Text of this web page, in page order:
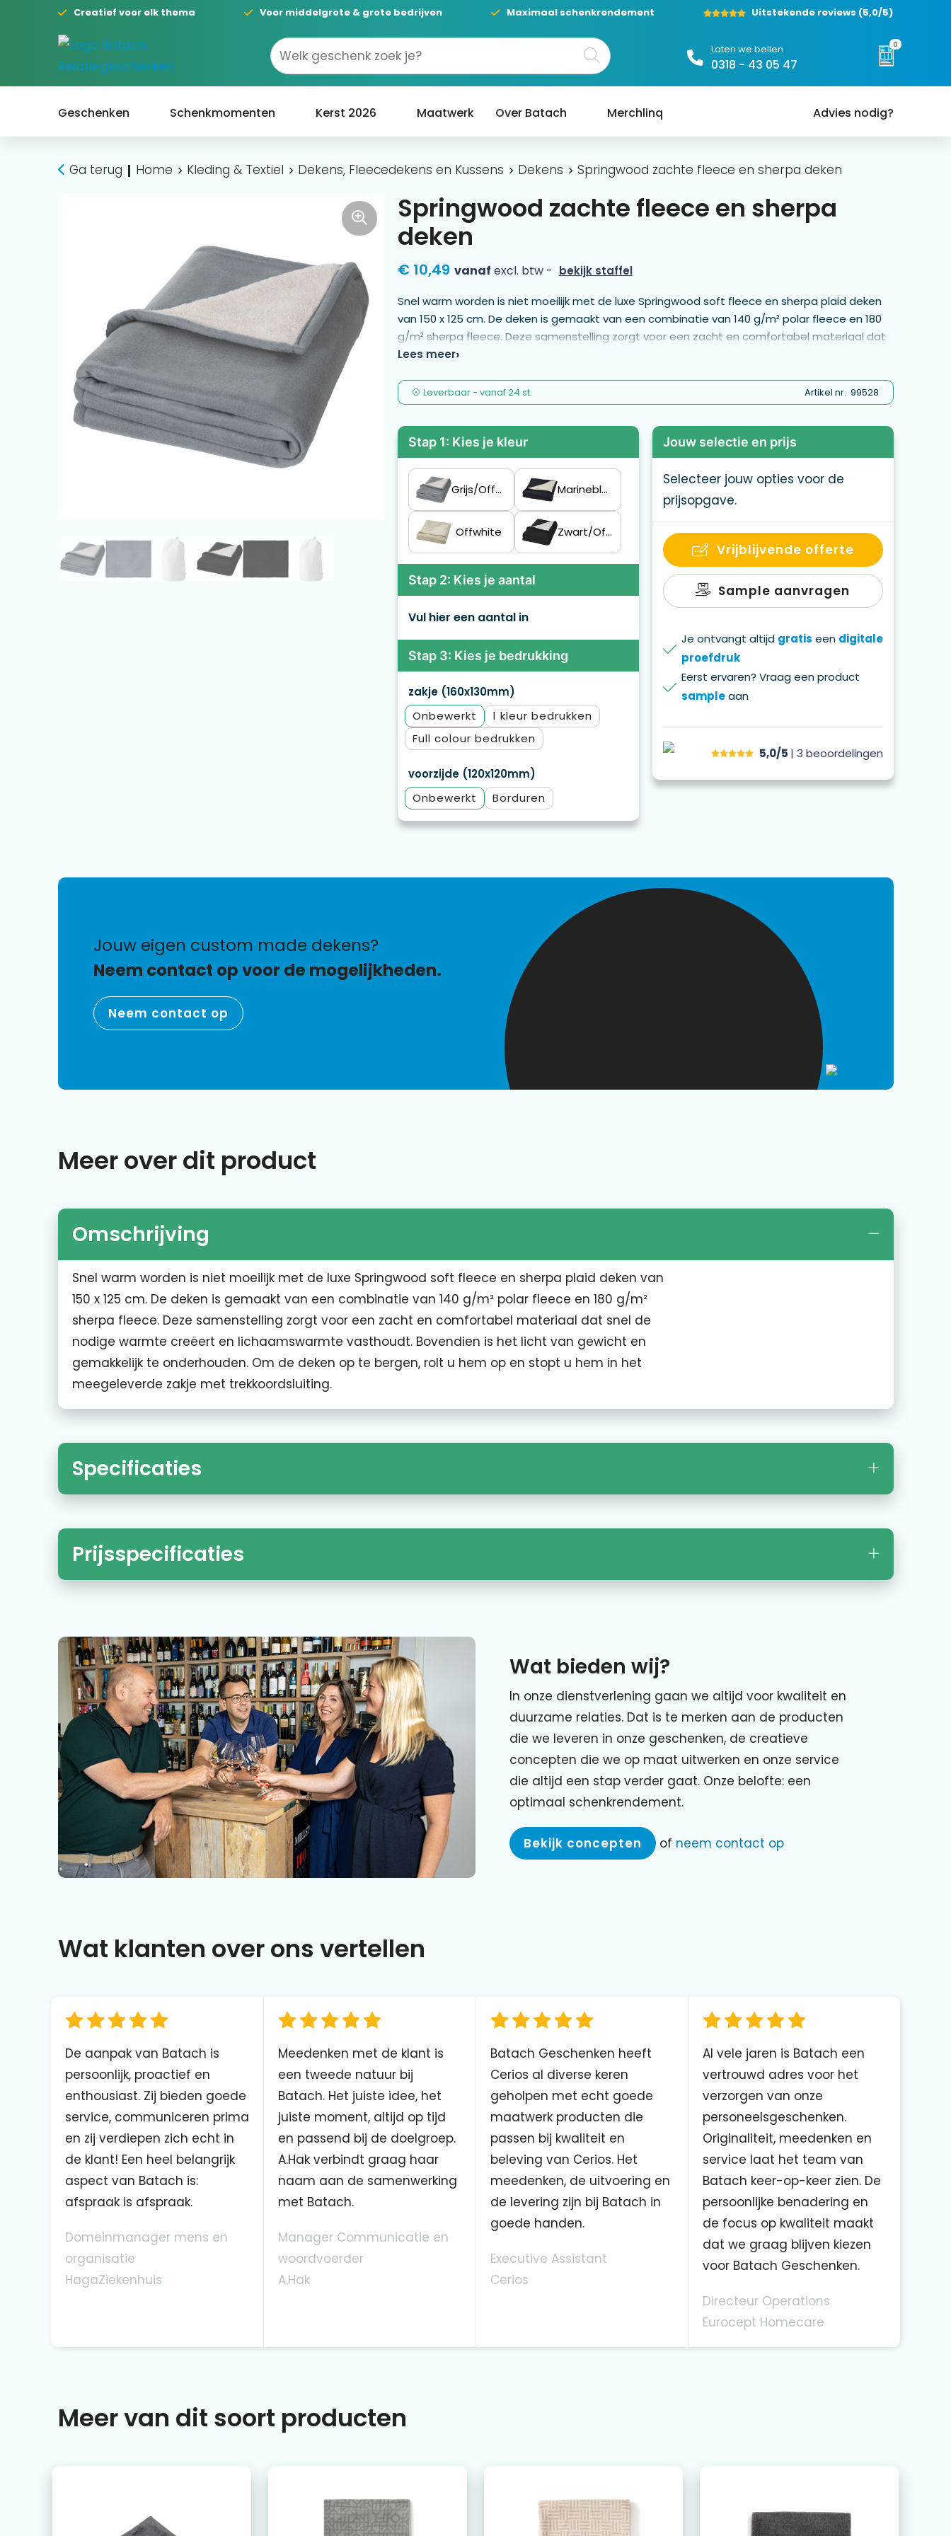
Creatief voor elk thema Voor middelgrote & grote bedrijven Maximaal schenkrendement Uitstekende reviews (5,0/5)
Laten we bellen
0318 - 43 05 47
0
Geschenken Schenkmomenten Kerst 2026 Maatwerk Over Batach Merchlinq Advies nodig?
Ga terug Home Kleding & Textiel Dekens, Fleecedekens en Kussens Dekens Springwood zachte fleece en sherpa deken
Springwood zachte fleece en sherpa
deken
€ 10,49 vanaf excl. btw - bekijk staffel
Snel warm worden is niet moeilijk met de luxe Springwood soft fleece en sherpa plaid deken
van 150 x 125 cm. De deken is gemaakt van een combinatie van 140 g/m² polar fleece en 180
g/m² sherpa fleece. Deze samenstelling zorgt voor een zacht en comfortabel materiaal dat
snel de nodige warmte creëert en lichaamswarmte vasthoudt. Bovendien is het licht van
hem in het meegeleverde zakje met trekkoordsluiting.
Lees meer
Leverbaar- vanaf24 st. Artikel nr. 99528
Stap 1: Kies je kleur
Grijs/Offwhite Marineblauw/Offwhite
Offwhite Zwart/Offwhite
Stap 2: Kies je aantal
Vul hier een aantal in
Stap 3: Kies je bedrukking
zakje (160x130mm)
Onbewerkt
1
Full colour
voorzijde (120x120mm)
Onbewerkt
Borduren
Jouw selectie en prijs
Selecteer jouw opties voor de
prijsopgave.
Vrijblijvende offerte
Sample aanvragen
Je ontvangt altijd gratis een digitale
proefdruk
Eerst ervaren? Vraag een product
sampleaan
5,0/5 | 3 beoordelingen
jouw eigen custom made dekens?
Neem contact op voor de mogelijkheden.
Neem contact op
Meer over dit product
Omschrijving
Snel warm worden is niet moeilijk met de luxe Springwood soft fleece en sherpa plaid deken van
150 x 125 cm. De deken is gemaakt van een combinatie van 140 g/m² polar fleece en 180 g/m²
sherpa fleece. Deze samenstelling zorgt voor een zacht en comfortabel materiaal dat snel de
nodige warmte creëert en lichaamswarmte vasthoudt. Bovendien is het licht van gewicht en
gemakkelijk te onderhouden. Om de deken op te bergen, rolt u hem op en stopt u hem in het
meegeleverde zakje met trekkoordsluiting.
Specificaties
Prijsspecificaties
Wat bieden wij?
In onze dienstverlening gaan we altijd voor kwaliteit en
duurzame relaties. Dat is te merken aan de producten
die we leveren in onze geschenken, de creatieve
concepten die we op maat uitwerken en onze service
die altijd een stap verder gaat. Onze belofte: een
optimaal schenkrendement.
Bekijk concepten of neem contact op
Wat klanten over ons vertellen
De aanpak van Batach is
persoonlijk, proactief en
enthousiast. Zij bieden goede
service, communiceren prima
en zij verdiepen zich echt in
de klant! Een heel belangrijk
aspect van Batach is:
afspraak is afspraak.
Domeinmanager mens en
organisatie
HagaZiekenhuis
Meedenken met de klant is
een tweede natuur bij
Batach. Het juiste idee, het
juiste moment, altijd op tijd
en passend bij de doelgroep.
A.Hak verbindt graag haar
naam aan de samenwerking
met Batach.
Manager Communicatie en
woordvoerder
A.Hak
Batach Geschenken heeft
Cerios al diverse keren
geholpen met echt goede
maatwerk producten die
passen bij kwaliteit en
beleving van Cerios. Het
meedenken, de uitvoering en
de levering zijn bij Batach in
goede handen.
Executive Assistant
Cerios
Al vele jaren is Batach een
vertrouwd adres voor het
verzorgen van onze
personeelsgeschenken.
Originaliteit, meedenken en
service laat het team van
Batach keer-op-keer zien. De
persoonlijke benadering en
de focus op kwaliteit maakt
dat we graag blijven kiezen
voor Batach Geschenken.
Directeur Operations
Eurocept Homecare
Meer van dit soort producten